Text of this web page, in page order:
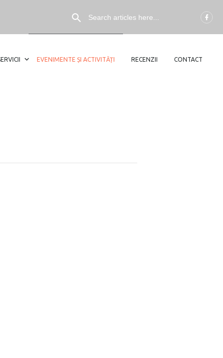
EVENIMENTE ȘI ACTIVITĂȚI RECENZII CONTACT